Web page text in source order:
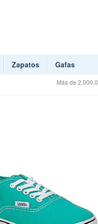
Zapatos Gafas
Más de